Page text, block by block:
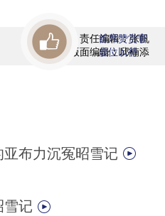
责任编辑：张帆
版面编辑：邱楠添
首席赞赏官
虚位以待
亚布力沉冤昭雪记
雪记